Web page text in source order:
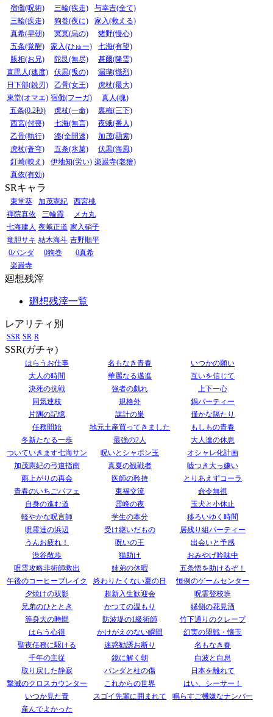
宿儺(呪術)
三輪(疾走)
与幸吉(全て)
三輪(疾走)
狗巻(夜に)
家入(救える)
真希(早朝)
冥冥(烏の)
猪野(慢心)
五条(覚醒)
家入(ひゅー)
七海(有望)
脹相(お兄)
陀艮(無尽)
甚爾(降霊)
直毘人(速度)
伏黒(兎の)
漏瑚(熾烈)
日下部(鋭刃)
乙骨(女王)
虎杖(最大)
東堂(オマエ) 宿儺(フーガ)
真人(魂)
五条(0.2秒)
虎杖(一命)
裏梅(三下)
西宮(付喪)
七海(無言)
夜蛾(番人)
乙骨(執行)
漆(全開速)
加茂(羂索)
虎杖(蒼穹)
五条(氷菓)
伏黒(海風)
釘崎(映え)
伊地知(労い) 楽巌寺(老獪)
真依(有効)
SRキャラ
東堂葵 加茂憲紀
西宮桃
禪院真依
三輪霞
メカ丸
七海建人 夜蛾正道 家入硝子
竜胆サキ 結木海斗 吉野順平
0パンダ
0狗巻
0真希
楽巌寺
廻想残滓
廻想残滓一覧
レアリティ別
SSR SR R
SSR(ガチャ)
はらうお仕事 名もなき青春
いつかの願い
大人の時間
華麗なる邁進
互いを信じて
決死の抗戦
強者の戯れ
上下一心
同気連枝
規格外
鍋パーティー
片隅の記憶
謀計の巣
僅かな隔たり
任務開始
地元土産買ってきました
もしもの青春
冬新たなる一歩
最強の2人
大人達の休息
ついていきます七海サン
呪いとシャボン玉
オシャレ化計画
加茂憲紀の弓道指南
真夏の観戦者
嘘つき大っ嫌い
雨上がりの再会
医師の矜持
とりあえずコーラ
青春のいちごパフェ
東福交流
命令無視
自身の進む道
霊峰の夜
玉犬と小休止
軽やかな呪言師
学生の本分
移ろいゆく時間
呪霊達の浜辺
受け継いだもの
居残り組パーティー
うんお疲れ！
呪いの王
出会いと予感
渋谷散歩
猫助け
おみやげ吟味中
呪霊攻略非術師救出
姉弟の休暇
五条悟を助けるぞ！
午後のコーヒーブレイク
終わりたくない夏の日
恒例のゲームセンター
夕焼けの双影
超新入生歓迎会
呪霊登校班
兄弟のひととき
かつての温もり
縁側の花見酒
等身大の時間
防波堤の1級術師
竹下通りのクレープ
はらう心得
かけがえのない瞬間
幻実の盟戦・懐玉
聖夜任務に駆ける
迷惑勧誘お断り
名もなき春
千年の主従
鏡に解く朝
白波と白息
取り戻した静寂
パンダと柱の傷
日本を離れて
撃滅のクロスカウンター
これからの世界
はい、シーサー！
いつか見た青
スゴイ先輩に囲まれて
鳴らすご機嫌なナンバー
産んでよかった